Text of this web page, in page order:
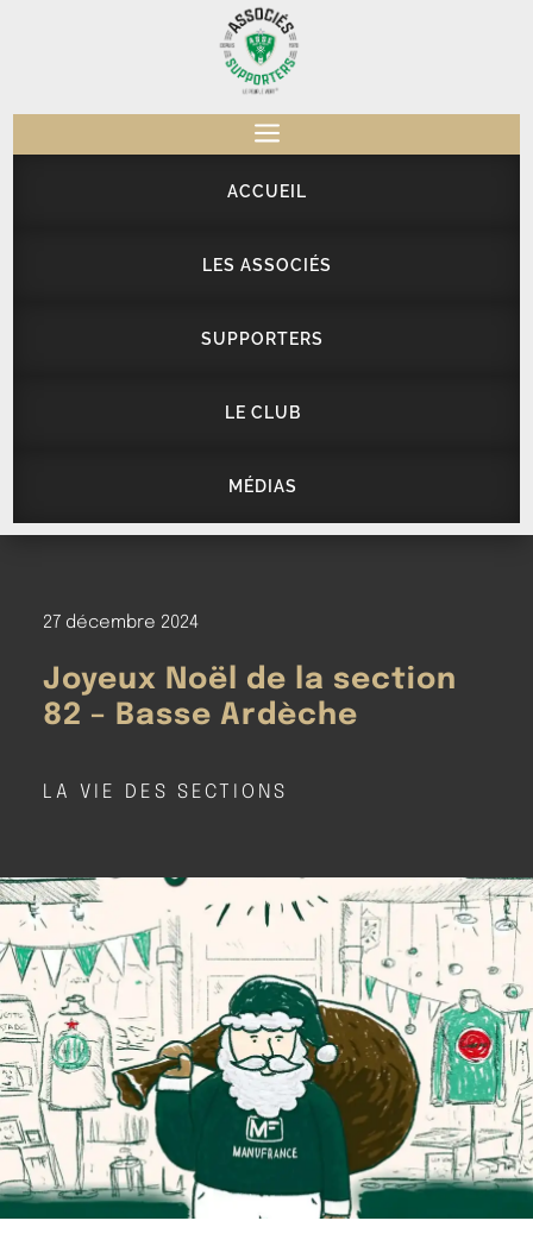
a
ACCUEIL
LES ASSOCIÉS
SUPPORTERS
LE CLUB
MÉDIAS
27 décembre 2024
Joyeux Noël de la section
82 – Basse Ardèche
LA VIE DES SECTIONS